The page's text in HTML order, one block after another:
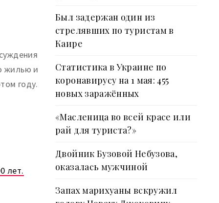
жилью и
году.
лет.
Был задержан один из
стрелявших по туристам в
Каире
Статистика в Украине по
коронавирусу на 1 мая: 455
новых заражённых
«Масленица во всей красе или
рай для туриста?»
Двойник Бузовой Небузова,
оказалась мужчиной
Запах марихуаны вскружил